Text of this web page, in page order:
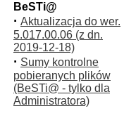
BeSTi@
· Aktualizacja do wer.
5.017.00.06 (z dn.
2019-12-18)
· Sumy kontrolne
pobieranych plików
(BeSTi@ - tylko dla
Administratora)